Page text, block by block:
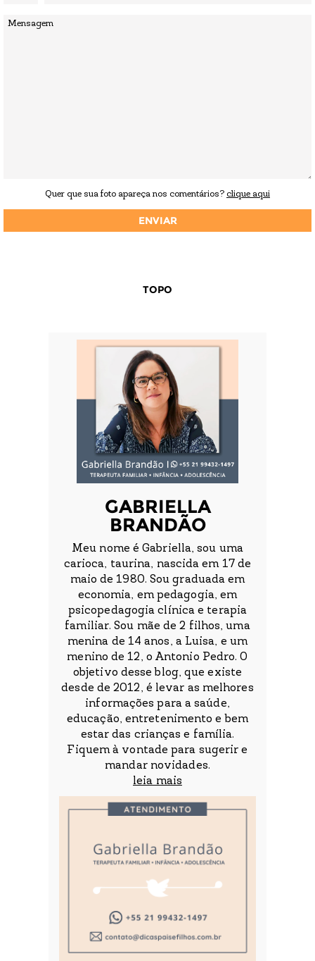
Quer que sua foto apareça nos comentários? clique aqui
TOPO
GABRIELLA
BRANDÃO
Meu nome é Gabriella, sou uma
carioca, taurina, nascida em 17 de
maio de 1980. Sou graduada em
economia, em pedagogia, em
psicopedagogia clínica e terapia
familiar. Sou mãe de 2 filhos, uma
menina de 14 anos, a Luisa, e um
menino de 12, o Antonio Pedro. O
objetivo desse blog, que existe
desde de 2012, é levar as melhores
informações para a saúde,
educação, entretenimento e bem
estar das crianças e família.
Fiquem à vontade para sugerir e
mandar novidades.
leia mais